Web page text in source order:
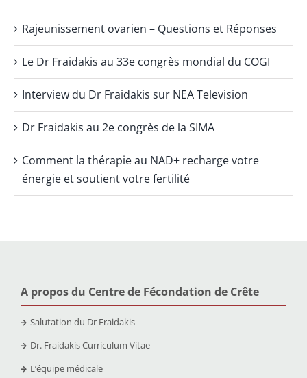
Rajeunissement ovarien – Questions et Réponses
Le Dr Fraidakis au 33e congrès mondial du COGI
Interview du Dr Fraidakis sur NEA Television
Dr Fraidakis au 2e congrès de la SIMA
Comment la thérapie au NAD+ recharge votre
énergie et soutient votre fertilité
A propos du Centre de Fécondation de Crête
Salutation du Dr Fraidakis
Dr. Fraidakis Curriculum Vitae
L’équipe médicale